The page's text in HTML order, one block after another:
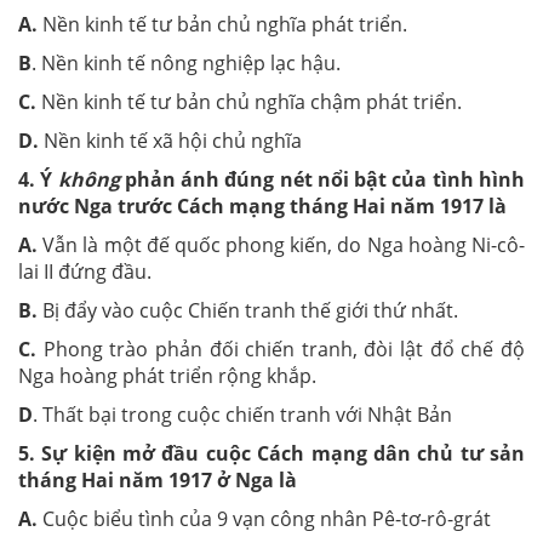
A. Nền kinh tế tư bản chủ nghĩa phát triển.
B. Nền kinh tế nông nghiệp lạc hậu.
C. Nền kinh tế tư bản chủ nghĩa chậm phát triển.
D. Nền kinh tế xã hội chủ nghĩa
4. Ý khôngphản ánh đúng nét nổi bật của tình hình
nước Nga trước Cách mạng tháng Hai năm 1917 là
A. Vẫn là một đế quốc phong kiến, do Nga hoàng Ni-cô-
lai II đứng đầu.
B. Bị đẩy vào cuộc Chiến tranh thế giới thứ nhất.
C. Phong trào phản đối chiến tranh, đòi lật đổ chế độ
Nga hoàng phát triển rộng khắp.
D. Thất bại trong cuộc chiến tranh với Nhật Bản
5. Sự kiện mở đầu cuộc Cách mạng dân chủ tư sản
tháng Hai năm 1917 ở Nga là
A. Cuộc biểu tình của 9 vạn công nhân Pê-tơ-rô-grát